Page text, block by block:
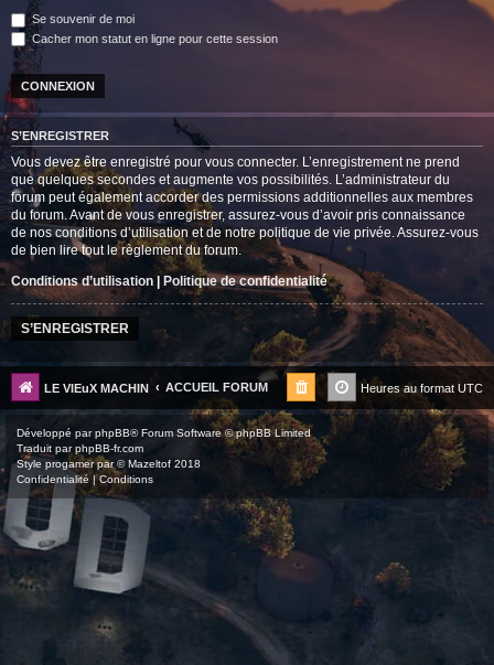
h
Se souvenir de moi
Cacher mon statut en ligne pour cette session
S’ENREGISTRER
Vous devez être enregistré pour vous connecter. L’enregistrement ne prend
que quelques secondes et augmente vos possibilités. L’administrateur du
forum peut également accorder des permissions additionnelles aux membres
du forum. Avant de vous enregistrer, assurez-vous d’avoir pris connaissance
de nos conditions d’utilisation et de notre politique de vie privée. Assurez-vous
de bien lire tout le règlement du forum.
Conditions d’utilisation | Politique de confidentialité
S’ENREGISTRER
LE VIEuX MACHIN ACCUEIL FORUM Heures au format UTC
Développé parphpBB® Forum Software © phpBB Limited
Traduit parphpBB-fr.com
Style progamerpar ©Mazeltof 2018
Confidentialité |Conditions